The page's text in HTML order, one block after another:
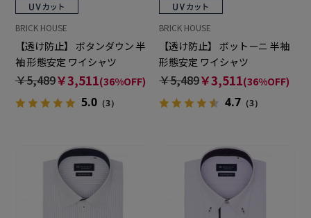
BRICK HOUSE
【透け防止】 ボタンダウン 半
袖 形態安定 ワイシャツ
￥5,489￥3,511(36%OFF)
5.0（3）
BRICK HOUSE
【透け防止】 ボットーニ 半袖
形態安定 ワイシャツ
￥5,489￥3,511(36%OFF)
4.7 （3）